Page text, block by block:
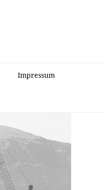
Impressum